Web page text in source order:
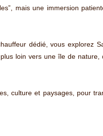
mais une immersion
dédié, vous explorez
loin vers une île de nature,
culture et paysages, pour